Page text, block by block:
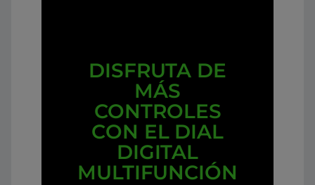
DISFRUTA DE
MÁS
CONTROLES
CON EL DIAL
DIGITAL
MULTIFUNCIÓN